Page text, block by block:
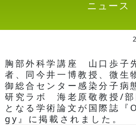
ニュース
胸部外科学講座 山口歩子
者、同今井一博教授、微生
御総合センター感染分子病
研究ラボ 海老原敬教授/部
となる学術論文が国際誌
gy』に掲載されました。